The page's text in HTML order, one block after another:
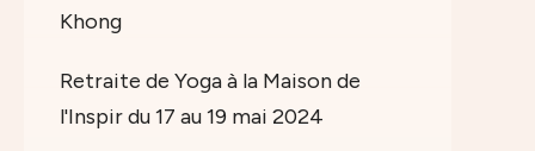
Khong
Retraite de Yoga à la Maison de
l'Inspir du 17 au 19 mai 2024